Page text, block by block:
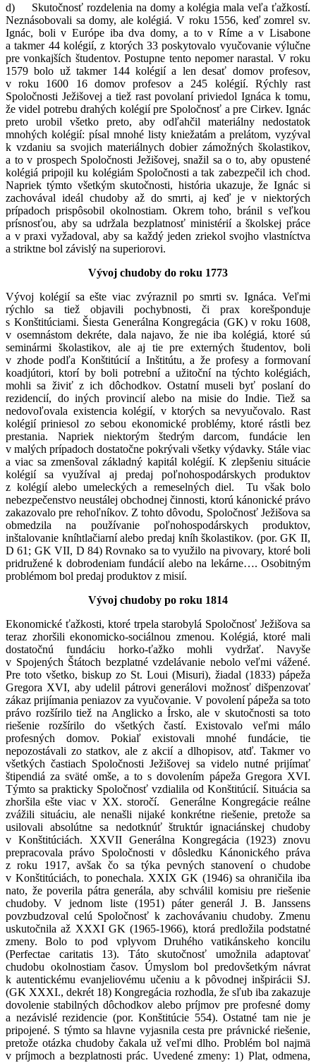
d) Skutočnosť rozdelenia na domy a kolégia mala veľa ťažkostí.
Neznásobovali sa domy, ale kolégiá. V roku 1556, keď zomrel sv.
Ignác, boli v Európe iba dva domy, a to v Ríme a v Lisabone
a takmer 44 kolégií, z ktorých 33 poskytovalo vyučovanie výlučne
pre vonkajších študentov. Postupne tento nepomer narastal. V roku
1579 bolo už takmer 144 kolégií a len desať domov profesov,
v roku 1600 16 domov profesov a 245 kolégií. Rýchly rast
Spoločnosti Ježišovej a tiež rast povolaní priviedol Ignáca k tomu,
že videl potrebu drahých kolégií pre Spoločnosť a pre Cirkev. Ignác
preto urobil všetko preto, aby odľahčil materiálny nedostatok
mnohých kolégií: písal mnohé listy kniežatám a prelátom, vyzýval
k vzdaniu sa svojich materiálnych dobier zámožných školastikov,
a to v prospech Spoločnosti Ježišovej, snažil sa o to, aby opustené
kolégiá pripojil ku kolégiám Spoločnosti a tak zabezpečil ich chod.
Napriek týmto všetkým skutočnosti, história ukazuje, že Ignác si
zachovával ideál chudoby až do smrti, aj keď je v niektorých
prípadoch prispôsobil okolnostiam. Okrem toho, bránil s veľkou
prísnosťou, aby sa udržala bezplatnosť ministérií a školskej práce
a v praxi vyžadoval, aby sa každý jeden zriekol svojho vlastníctva
a striktne bol závislý na superiorovi.
Vývoj chudoby do roku 1773
Vývoj kolégií sa ešte viac zvýraznil po smrti sv. Ignáca. Veľmi
rýchlo sa tiež objavili pochybnosti, či prax korešponduje
s Konštitúciami. Šiesta Generálna Kongregácia (GK) v roku 1608,
v osemnástom dekréte, dala najavo, že nie iba kolégiá, ktoré sú
seminármi školastikov, ale aj tie pre externých študentov, boli
v zhode podľa Konštitúcií a Inštitútu, a že profesy a formovaní
koadjútori, ktorí by boli potrební a užitoční na týchto kolégiách,
mohli sa živiť z ich dôchodkov. Ostatní museli byť poslaní do
rezidencií, do iných provincií alebo na misie do Indie. Tiež sa
nedovoľovala existencia kolégií, v ktorých sa nevyučovalo. Rast
kolégií priniesol zo sebou ekonomické problémy, ktoré rástli bez
prestania. Napriek niektorým štedrým darcom, fundácie len
v malých prípadoch dostatočne pokrývali všetky výdavky. Stále viac
a viac sa zmenšoval základný kapitál kolégií. K zlepšeniu situácie
kolégií sa využíval aj predaj poľnohospodárskych produktov
z kolégií alebo umeleckých a remeselných diel. Tu však bolo
nebezpečenstvo neustálej obchodnej činnosti, ktorú kánonické právo
zakazovalo pre rehoľníkov. Z tohto dôvodu, Spoločnosť Ježišova sa
obmedzila na používanie poľnohospodárskych produktov,
inštalovanie kníhtlačiarní alebo predaj kníh školastikov. (por. GK II,
D 61; GK VII, D 84) Rovnako sa to využilo na pivovary, ktoré boli
pridružené k dobrodeniam fundácií alebo na lekárne…. Osobitným
problémom bol predaj produktov z misií.
Vývoj chudoby po roku 1814
Ekonomické ťažkosti, ktoré trpela starobylá Spoločnosť Ježišova sa
teraz zhoršili ekonomicko-sociálnou zmenou. Kolégiá, ktoré mali
dostatočnú fundáciu horko-ťažko mohli vydržať. Navyše
v Spojených Štátoch bezplatné vzdelávanie nebolo veľmi vážené.
Pre toto všetko, biskup zo St. Loui (Misuri), žiadal (1833) pápeža
Gregora XVI, aby udelil pátrovi generálovi možnosť dišpenzovať
zákaz prijímania peniazov za vyučovanie. V povolení pápeža sa toto
právo rozšírilo tiež na Anglicko a Írsko, ale v skutočnosti sa toto
riešenie rozšírilo do všetkých častí. Existovalo veľmi málo
profesných domov. Pokiaľ existovali mnohé fundácie, tie
nepozostávali zo statkov, ale z akcií a dlhopisov, atď. Takmer vo
všetkých častiach Spoločnosti Ježišovej sa videlo nutné prijímať
štipendiá za sväté omše, a to s dovolením pápeža Gregora XVI.
Týmto sa prakticky Spoločnosť vzdialila od Konštitúcií. Situácia sa
zhoršila ešte viac v XX. storočí. Generálne Kongregácie reálne
zvážili situáciu, ale nenašli nijaké konkrétne riešenie, pretože sa
usilovali absolútne sa nedotknúť štruktúr ignaciánskej chudoby
v Konštitúciách. XXVII Generálna Kongregácia (1923) znovu
prepracovala právo Spoločnosti v dôsledku Kánonického práva
z roku 1917, avšak čo sa týka pevných stanovení o chudobe
v Konštitúciách, to ponechala. XXIX GK (1946) sa ohraničila iba
nato, že poverila pátra generála, aby schválil komisiu pre riešenie
chudoby. V jednom liste (1951) páter generál J. B. Janssens
povzbudzoval celú Spoločnosť k zachovávaniu chudoby. Zmenu
uskutočnila až XXXI GK (1965-1966), ktorá predložila podstatné
zmeny. Bolo to pod vplyvom Druhého vatikánskeho koncilu
(Perfectae caritatis 13). Táto skutočnosť umožnila adaptovať
chudobu okolnostiam časov. Úmyslom bol predovšetkým návrat
k autentickému evanjeliovému učeniu a k pôvodnej inšpirácii SJ.
(GK XXXI., dekrét 18) Kongregácia rozhodla, že sľub iba zakazuje
dovolenie stabilných dôchodkov alebo príjmov pre profesné domy
a nezávislé rezidencie (por. Konštitúcie 554). Ostatné tam nie je
pripojené. S týmto sa hlavne vyjasnila cesta pre právnické riešenie,
pretože otázka chudoby čakala už veľmi dlho. Problém bol najmä
v príjmoch a bezplatnosti prác. Uvedené zmeny: 1) Plat, odmena,